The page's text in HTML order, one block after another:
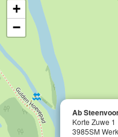
Ab
Korte Zuwe 1
3985SM
+
−